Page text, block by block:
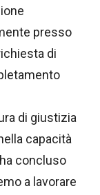
presso
di
di giustizia
capacità
concluso
a lavorare